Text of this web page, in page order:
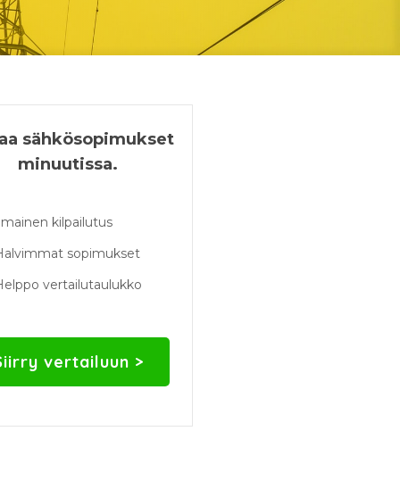
sähkösopimukset
minuutissa.
kilpailutus
sopimukset
vertailutaulukko
vertailuun >